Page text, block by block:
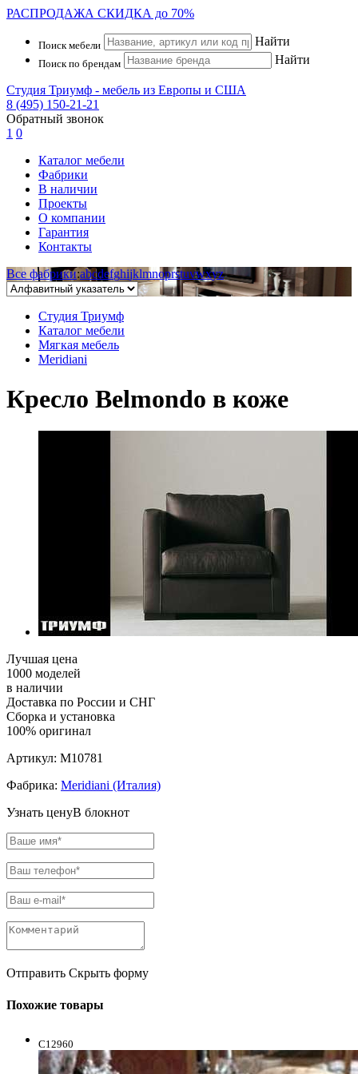
РАСПРОДАЖА СКИДКА до 70%
Поиск мебели Найти
Поиск по брендам Найти
Студия Триумф - мебель из Европы и США
8 (495) 150-21-21
Обратный звонок
1 0
Каталог мебели
Фабрики
В наличии
Проекты
О компании
Гарантия
Контакты
Все фабрики:abcdefghijklmnoprstuvwxyz
Студия Триумф
Каталог мебели
Мягкая мебель
Meridiani
Кресло Belmondo в коже
Лучшая цена
1000 моделей
в наличии
Доставка по России и СНГ
Сборка и установка
100% оригинал
Артикул: M10781
Фабрика: Meridiani (Италия)
Узнать ценуВ блокнот
Отправить Скрыть форму
Похожие товары
C12960